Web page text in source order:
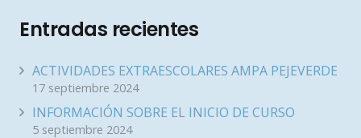
Entradas recientes
ACTIVIDADES EXTRAESCOLARES AMPA PEJEVERDE
17 septiembre 2024
INFORMACIÓN SOBRE EL INICIO DE CURSO
5 septiembre 2024